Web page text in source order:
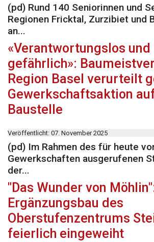
(pd) Rund 140 Seniorinnen und
Regionen Fricktal, Zurzibiet und
an...
«Verantwortungslos und
gefährlich»:
Region Basel verurteilt
Gewerkschaftsaktion
Baustelle
Veröffentlicht: 07. November 2025
(pd) Im Rahmen des für heute
Gewerkschaften ausgerufenen
der...
"Das Wunder von
Ergänzungsbau des
Oberstufenzentrums
feierlich eingeweiht